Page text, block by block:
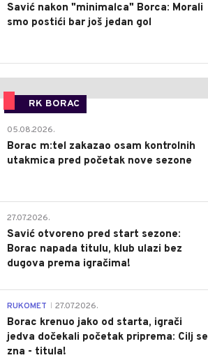
Savić nakon "minimalca" Borca: Morali
smo postići bar još jedan gol
RK BORAC
05.08.2026.
Borac m:tel zakazao osam kontrolnih
utakmica pred početak nove sezone
27.07.2026.
Savić otvoreno pred start sezone:
Borac napada titulu, klub ulazi bez
dugova prema igračima!
RUKOMET 27.07.2026.
Borac krenuo jako od starta, igrači
jedva dočekali početak priprema: Cilj se
zna - titula!